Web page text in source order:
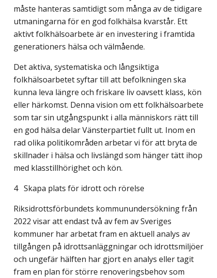
måste hanteras samtidigt som många av de tidigare
utmaningarna för en god folkhälsa kvarstår. Ett
aktivt folkhälso­arbete är en investering i framtida
generationers hälsa och välmående.
Det aktiva, systematiska och långsiktiga
folkhälsoarbetet syftar till att befolkningen ska
kunna leva längre och friskare liv oavsett klass, kön
eller härkomst. Denna vision om ett folkhälsoarbete
som tar sin utgångspunkt i alla människors rätt till
en god hälsa delar Vänsterpartiet fullt ut. Inom en
rad olika politikområden arbetar vi för att bryta de
skillnader i hälsa och livslängd som hänger tätt ihop
med klasstillhörighet och kön.
4 Skapa plats för idrott och rörelse
Riksidrottsförbundets kommunundersökning från
2022 visar att endast två av fem av Sveriges
kommuner har arbetat fram en aktuell analys av
tillgången på idrotts­anlägg­ningar och idrottsmiljöer
och ungefär hälften har gjort en analys eller tagit
fram en plan för större renoveringsbehov som